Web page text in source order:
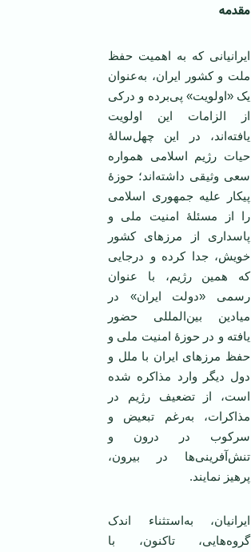
مقدمه
ایرانیانی که به اهمیت حفظ
ملت و کشور ایران، به‌عنوان
یک «اولویت» پی‌برده و درکی
از الزامات این اولویت
یافته‌اند، در این چهل‌سالۀ
حیات رژیم اسلامی همواره
سعی وثیقی داشته‌اند؛ حوزۀ
پیکار علیه جمهوری اسلامی
را از مسئلۀ امنیت ملی و
پاسداری از مرزهای کشور
خویش، جدا کرده و درجایی
که همین رژیم، با عنوان
رسمی «دولت ایران» در
میادین بین‌المللی حضور
یافته و در حوزۀ امنیت ملی و
حفظ مرزهای ایران با ملل و
دول دیگر وارد مذاکره شده
است، از تضعیف رژیم در
مذاکرات، به‌رغم تبعیض و
سرکوب در درون و
تنش‌آفرینی‌ها در بیرون،
پرهیز نمایند.
ایرانیان، به‌استثناء اندک
گروه‌هایی، تاکنون، با